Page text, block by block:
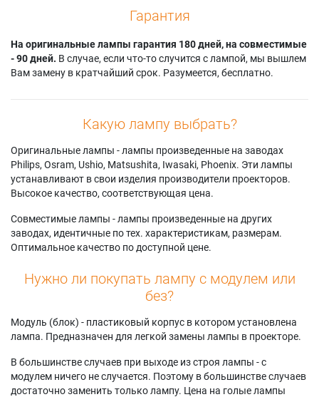
Гарантия
На оригинальные лампы гарантия 180 дней, на совместимые
- 90 дней. В случае, если что-то случится с лампой, мы вышлем
Вам замену в кратчайший срок. Разумеется, бесплатно.
Какую лампу выбрать?
Оригинальные лампы - лампы произведенные на заводах
Philips, Osram, Ushio, Matsushita, Iwasaki, Phoenix. Эти лампы
устанавливают в свои изделия производители проекторов.
Высокое качество, соответствующая цена.
Совместимые лампы - лампы произведенные на других
заводах, идентичные по тех. характеристикам, размерам.
Оптимальное качество по доступной цене.
Нужно ли покупать лампу с модулем или
без?
Модуль (блок) - пластиковый корпус в котором установлена
лампа. Предназначен для легкой замены лампы в проекторе.
В большинстве случаев при выходе из строя лампы - с
модулем ничего не случается. Поэтому в большинстве случаев
достаточно заменить только лампу. Цена на голые лампы